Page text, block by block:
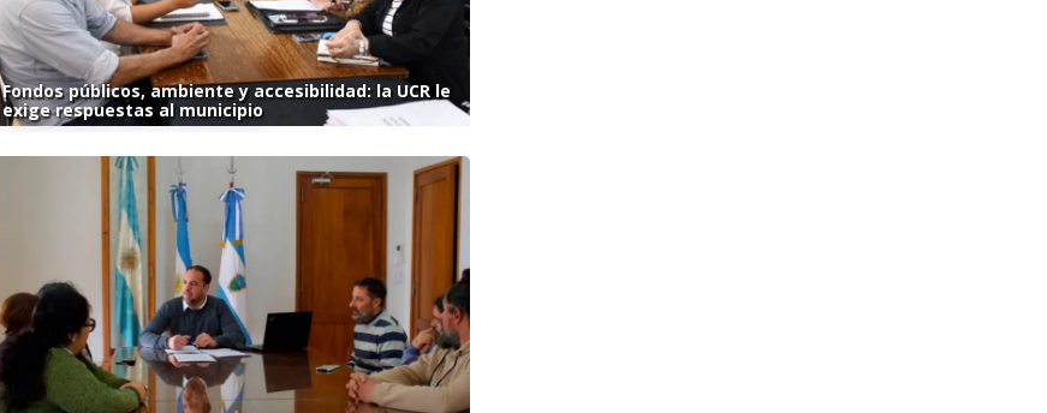
Fondos públicos, ambiente y accesibilidad: la UCR le
exige respuestas al municipio